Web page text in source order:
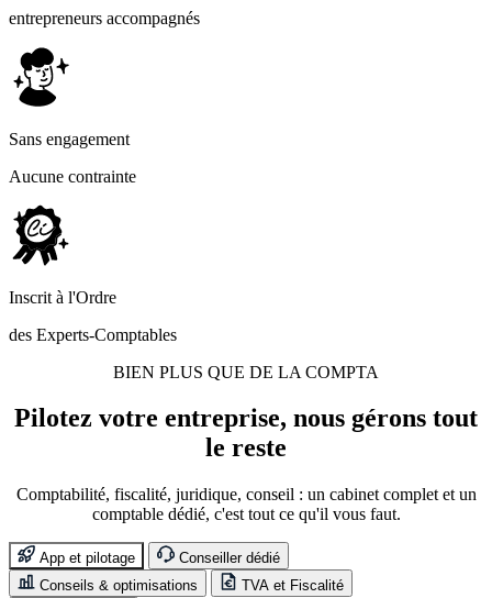
entrepreneurs accompagnés
Sans engagement
Aucune contrainte
Inscrit à l'Ordre
des Experts-Comptables
BIEN PLUS QUE DE LA COMPTA
Pilotez votre entreprise, nous gérons tout
le reste
Comptabilité, fiscalité, juridique, conseil : un cabinet complet et un
comptable dédié, c'est tout ce qu'il vous faut.
App et pilotage
Conseiller dédié
Conseils & optimisations
TVA et Fiscalité